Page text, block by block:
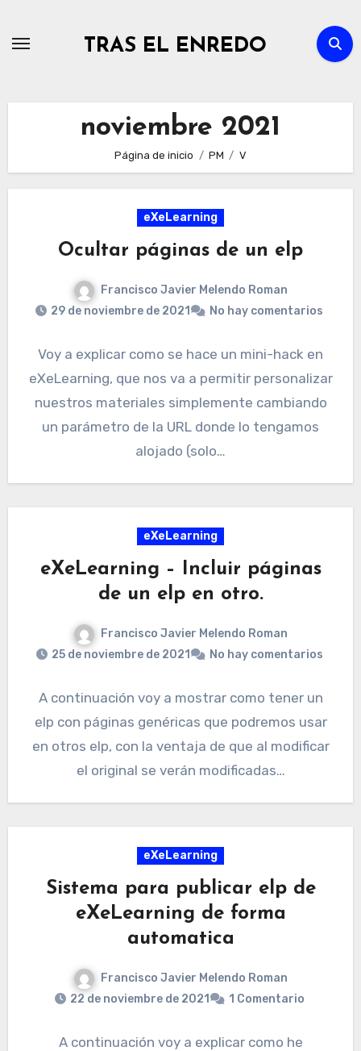
TRAS EL ENREDO
noviembre 2021
Página de inicio PM V
eXeLearning
Ocultar páginas de un elp
Francisco Javier Melendo Roman
29 de noviembre de 2021
No hay comentarios
Voy a explicar como se hace un mini-hack en
eXeLearning, que nos va a permitir personalizar
nuestros materiales simplemente cambiando
un parámetro de la URL donde lo tengamos
alojado (solo…
eXeLearning
eXeLearning – Incluir páginas
de un elp en otro.
Francisco Javier Melendo Roman
25 de noviembre de 2021
No hay comentarios
A continuación voy a mostrar como tener un
elp con páginas genéricas que podremos usar
en otros elp, con la ventaja de que al modificar
el original se verán modificadas…
eXeLearning
Sistema para publicar elp de
eXeLearning de forma
automatica
Francisco Javier Melendo Roman
22 de noviembre de 2021
1 Comentario
A continuación voy a explicar como he